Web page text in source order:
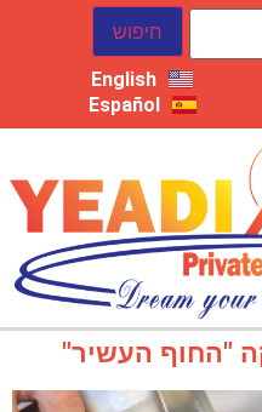
English
Español
"החוף העשיר"